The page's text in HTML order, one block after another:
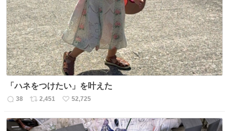
ト
数
数
「ハネをつけたい」を叶えた
返
数
38
リ
ス
2,451
い
ね
52,725